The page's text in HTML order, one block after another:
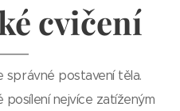
cvičení
správné postavení těla.
posílení nejvíce zatíženým